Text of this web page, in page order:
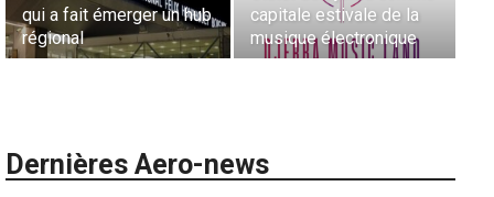
a fait émerger un hub
capitale estivale de la
musique électronique
Dernières Aero-news